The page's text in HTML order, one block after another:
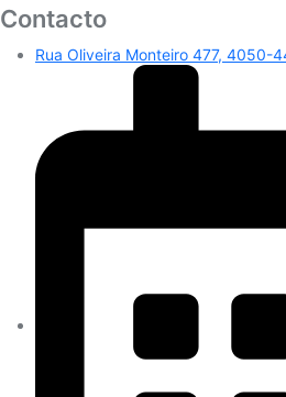
Contacto
Rua Oliveira Monteiro 477, 4050-